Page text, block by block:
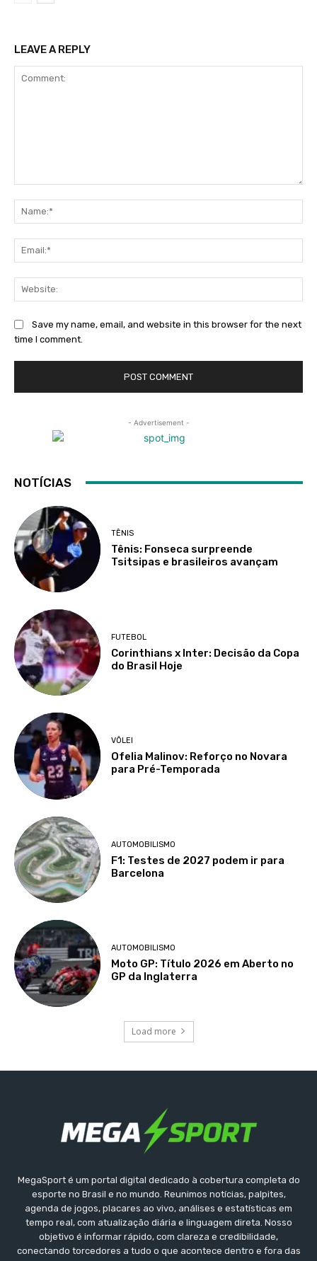
LEAVE A REPLY
Save my name, email, and website in this browser for the next
time I comment.
- Advertisement -
NOTÍCIAS
TÊNIS
Tênis: Fonseca surpreende
Tsitsipas e brasileiros avançam
FUTEBOL
Corinthians x Inter: Decisão da Copa
do Brasil Hoje
VÔLEI
Ofelia Malinov: Reforço no Novara
para Pré-Temporada
AUTOMOBILISMO
F1: Testes de 2027 podem ir para
Barcelona
AUTOMOBILISMO
Moto GP: Título 2026 em Aberto no
GP da Inglaterra
Load more
MegaSport é um portal digital dedicado à cobertura completa do
esporte no Brasil e no mundo. Reunimos notícias, palpites,
agenda de jogos, placares ao vivo, análises e estatísticas em
tempo real, com atualização diária e linguagem direta. Nosso
objetivo é informar rápido, com clareza e credibilidade,
conectando torcedores a tudo o que acontece dentro e fora das